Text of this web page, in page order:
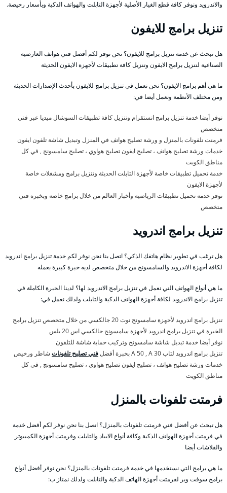
والاندرويد ونوفر كافة قطع الغيار الأصلية لأجهزة التابلت والهواتف الذكية وبأسعار رخيصة.
تنزيل برامج للايفون
هل تبحث عن خدمة تنزيل برامج للايفون؟ نحن نوفر لكم أفضل فني هواتف العارضية
الصناعية لتنزيل برامج الايفون وتنزيل كافة تطبيقات لأجهزة الايفون الحديثة
ما هي أهم برامج الايفون؟ نحن نعمل في تنزيل برامج للايفون بأحدث الإصدارات الحديثة
ومن مختلف الأنظمة ونعمل أيضا في:
نوفر أيضا خدمة تنزيل برامج انستقرام وتنزيل كافة تطبيقات السوشال ميديا عبر فني
متخصص
فرمتت تلفونات بالمنزل و ورشة تصليح هواتف في المنزل وتبديل شاشة تلفون ايفون
خدمات ورشة تصليح هواتف ، تصليح ايفون تصليح هواوي ، تصليح سامسونج , في كل
مناطق الكويت
خدمة تحميل تطبيقات خاصة لأجهزة التابلت الحديثة وتنزيل برامج ومشغلات خاصة
لأجهزة الايفون
نوفر خدمة تحميل تطبيقات الرياضية وأخبار العالم من خلال برامج خاصة وبخبرة فني
متخصص
تنزيل برامج اندرويد
هل ترغب في تطوير نظام هاتفك الذكي؟ اتصل بنا نحن نوفر لكم خدمة تنزيل برامج اندرويد
لكافة أجهزة الاندرويد والسامسونج من خلال متخصص لديه خبرة كبيرة بعمله
ما هي أنواع الهواتف التي نعمل في تنزيل برامج الاندرويد لها؟ لدينا الخبرة الكاملة في
تنزيل برامج الاندرويد لكافة أجهزة الهواتف الذكية والتابلت ولذلك نعمل في:
تنزيل برامج اندرويد لأجهزة سامسونج نوت 20 جالكسي من خلال متخصص تنزيل برامج
الخبرة في تنزيل برامج اندرويد لأجهزة سامسونج جالكسي اس 20 بلس
نوفر أيضا خدمة تبديل شاشة سامسونج وتركيب حماية شاشة للتلفون
تنزيل برامج اندرويد لتاب A 50 , A 30 بخبرة أفضل
فني تصليح تلفونات شاطر ورخيص
خدمات ورشة تصليح هواتف ، تصليح ايفون تصليح هواوي ، تصليح سامسونج , في كل
مناطق الكويت
فرمتت تلفونات بالمنزل
هل تبحث عن أفضل فني فرمتت تلفونات بالمنزل؟ اتصل بنا نحن نوفر لكم أفضل خدمة
في فرمتت أجهزة الهواتف الذكية وكافة أنواع الايباد والتابلت وفرمتت أجهزة الكمبيوتر
والفلاشات أيضا
ما هي برامج التي نستخدمها في خدمة فرمتت تلفونات بالمنزل؟ نحن نوفر أفضل أنواع
برامج سوفت وير لفرمتت أجهزة الهاتف الذكية والتابلت ولذلك نمتاز ب: